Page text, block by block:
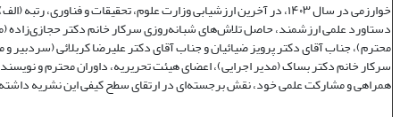
خوارزمی در سال ۱۴۰۳، در آخرین ارزشیابی وزارت علوم، تحقیقات و فناوری،
دستاورد علمی ارزشمند، حاصل تلاش‌های شبانه‌روزی سرکار خانم دکتر حجازی‌زاده
محترم)، جناب آقای دکتر پرویز ضیائیان و جناب آقای دکتر علیرضا کربلائی (سردبیر
سرکار خانم دکتر بساک (مدیر اجرایی)، اعضای هیئت تحریریه، داوران محترم و
همراهی و مشارکت علمی خود، نقش برجسته‌ای در ارتقای سطح کیفی این نشریه